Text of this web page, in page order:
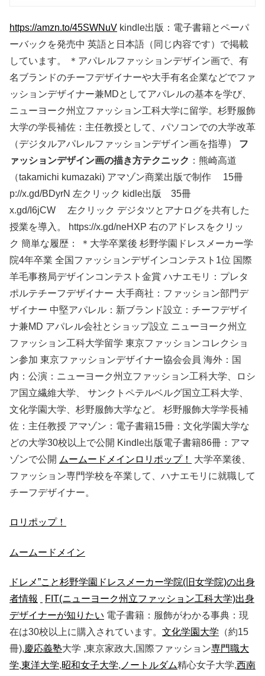
https://amzn.to/45SWNuV kindle出版：電子書籍とペーパ
ーバックを発売中 英語と日本語（同じ内容です）で掲載
しています。 ＊アパレルファッションデザイン画で、有
名ブランドのチーフデザイナーや大手有名企業などでファ
ッションデザイナー兼MDとしてアパレルの基本を学び、
ニューヨーク州立ファッション工科大学に留学。杉野服飾
大学の学長補佐：主任教授として、パソコンでの大学改革
（デジタルアパレルファッションデザイン画を指導） フ
ァッションデザイン画の描き方テクニック ：熊崎高道
（takamichi kumazaki) アマゾン商業出版で制作 15冊
p://x.gd/BDyrN 左クリック kidle出版 35冊
x.gd/I6jCW 左クリック デジタツとアナログを共有した
授業を導入。 https://x.gd/neHXP 右のアドレスをクリッ
ク 簡単な履歴： ＊大学卒業後 杉野学園ドレスメーカー学
院4年卒業 全国ファッションデザインコンテスト1位 国際
羊毛事務局デザインコンテスト金賞 ハナエモリ：プレタ
ポルテチーフデザイナー 大手商社：ファッション部門デ
ザイナー 中堅アパレル：新ブランド設立：チーフデザイ
ナ兼MD アパレル会社とショップ設立 ニューヨーク州立
ファッション工科大学留学 東京ファッションコレクショ
ン参加 東京ファッションデザイナー協会会員 海外：国
内：公演：ニューヨーク州立ファッション工科大学、ロシ
ア国立繊維大学、 サンクトペテルベルグ国立工科大学、
文化学園大学、杉野服飾大学など。 杉野服飾大学学長補
佐：主任教授 アマゾン：電子書籍15冊：文化学園大学な
どの大学30校以上で公開 Kindle出版電子書籍86冊：アマ
ゾンで公開 ムームードメイン ロリポップ！
大学卒業後、
ファッション専門学校を卒業して、ハナエモリに就職して
チーフデザイナー。
ロリポップ！
ムームードメイン
ドレメ”こと杉野学園ドレスメーカー学院(旧女学院)の出身
者情報
FIT(ニューヨーク州立ファッション工科大学)出身
デザイナーが知りたい 電子書籍：服飾がわかる事典：現
在は30校以上に購入されています。 文化学園大学 （約15
冊),慶応義塾大学 ,東京家政大,国際ファッション専門職大
学,東洋大学,昭和女子大学, ノートルダム精心女子大学,西南